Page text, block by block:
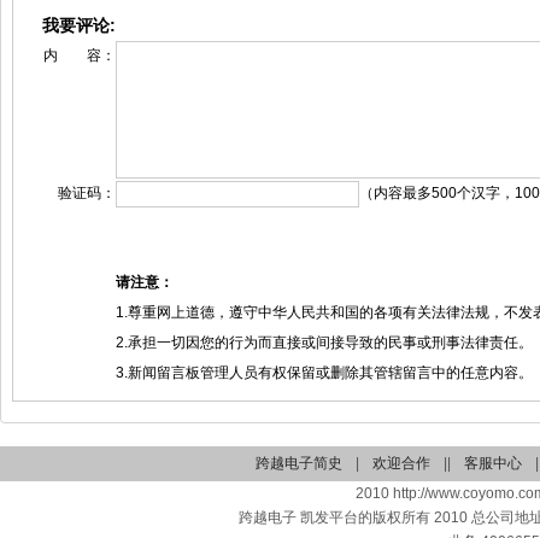
我要评论:
内 容：
验证码： （内容最多500个汉字，
请注意：
1.尊重网上道德，遵守中华人民共和国的各项有关法律法规，不发
2.承担一切因您的行为而直接或间接导致的民事或刑事法律责任。
3.新闻留言板管理人员有权保留或删除其管辖留言中的任意内容。
跨越电子简史 欢迎合作 客服中心
2010 http://
跨越电子 凯发平台的版权所有 2010 总公司地